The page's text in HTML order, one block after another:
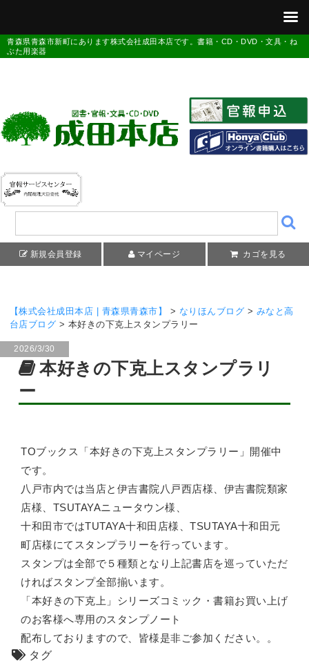
青森県青森市新町にあります株式会社成田本店です。書籍・CD・DVD・文具・ね
ぶた用楽器
新規会員登録 マイページ カゴを見る
【株式会社成田本店 | 青森県青森市】 > なりほんブログ > みなと高
台店ブログ > 本好きの下克上スタンプラリー
2026/3/30
本好きの下克上スタンプラリ
ー
TOブックス「本好きの下克上スタンプラリー」開催中
です。
八戸市内では当店と伊吉書院八戸西店様、伊吉書院類家
店様、TSUTAYAニュータウン様、
十和田市ではTUTAYA十和田店様、TSUTAYA十和田元
町店様にてスタンプラリーを行っています。
スタンプは全部で５種類となり上記書店を巡っていただ
ければスタンプ全部揃います。
「本好きの下克上」シリーズコミック・書籍お買い上げ
のお客様へ専用のスタンプノート
配布しておりますので、皆様是非ご参加ください。。
タグ